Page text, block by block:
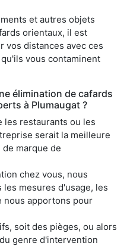
et autres objets
orientaux, il est
vos distances avec ces
vous contaminent
élimination de cafards
à Plumaugat ?
les restaurants ou les
serait la meilleure
marque de
chez vous, nous
mesures d'usage, les
nous apportons pour
soit des pièges, ou alors
genre d'intervention